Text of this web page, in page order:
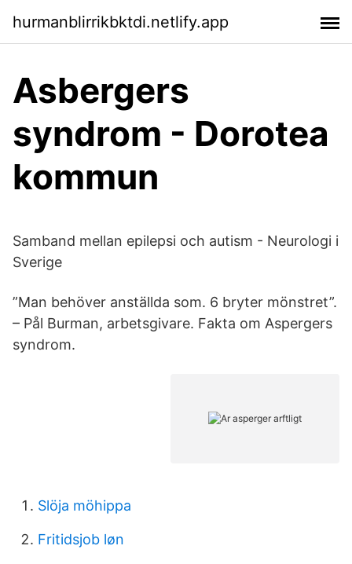
hurmanblirrikbktdi.netlify.app
Asbergers
syndrom - Dorotea
kommun
Samband mellan epilepsi och autism - Neurologi i
Sverige
”Man behöver anställda som. 6 bryter mönstret”.
– Pål Burman, arbetsgivare. Fakta om Aspergers
syndrom.
Slöja möhippa
Fritidsjob løn